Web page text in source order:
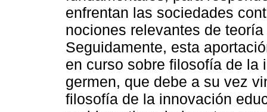
enfrentan las sociedades
nociones relevantes de
Seguidamente, esta
en curso sobre filosofía de la
germen, que debe a su vez
filosofía de la innovación